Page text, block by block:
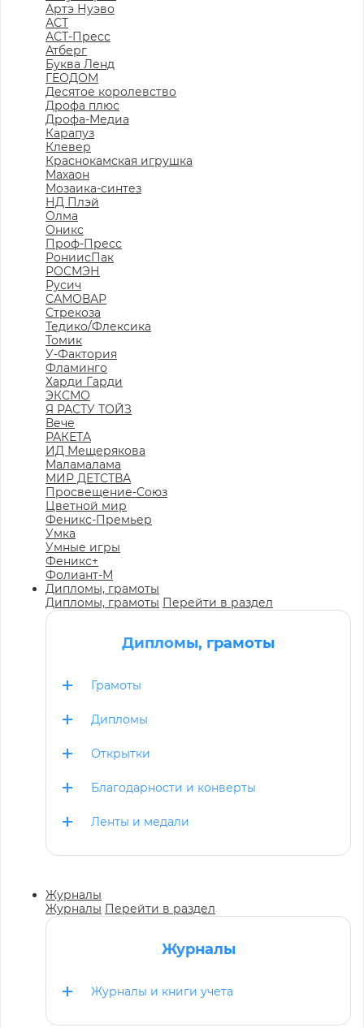
Артэ Нуэво
АСТ
АСТ-Пресс
Атберг
Буква Ленд
ГЕОДОМ
Десятое королевство
Дрофа плюс
Дрофа-Медиа
Карапуз
Клевер
Краснокамская игрушка
Махаон
Мозаика-синтез
НД Плэй
Олма
Оникс
Проф-Пресс
РониисПак
РОСМЭН
Русич
САМОВАР
Стрекоза
Тедико/Флексика
Томик
У-Фактория
Фламинго
Харди Гарди
ЭКСМО
Я РАСТУ ТОЙЗ
Вече
РАКЕТА
ИД Мещерякова
Маламалама
МИР ДЕТСТВА
Просвещение-Союз
Цветной мир
Феникс-Премьер
Умка
Умные игры
Феникс+
Фолиант-М
Дипломы, грамоты
Дипломы, грамоты Перейти в раздел
Дипломы, грамоты
Грамоты
Дипломы
Открытки
Благодарности и конверты
Ленты и медали
Журналы
Журналы Перейти в раздел
Журналы
Журналы и книги учета